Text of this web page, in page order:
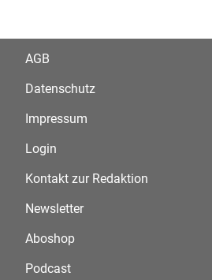
AGB
Datenschutz
Impressum
Login
Kontakt zur Redaktion
Newsletter
Aboshop
Podcast